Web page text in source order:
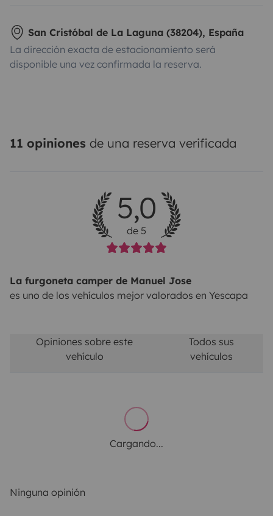
San Cristóbal de La Laguna (38204), España
La dirección exacta de estacionamiento será
disponible una vez confirmada la reserva.
11 opiniones de una reserva verificada
5,0
de 5
La furgoneta camper de Manuel Jose
es uno de los vehículos mejor valorados en Yescapa
Opiniones sobre este
vehículo
Todos sus
vehículos
Cargando...
Ninguna opinión